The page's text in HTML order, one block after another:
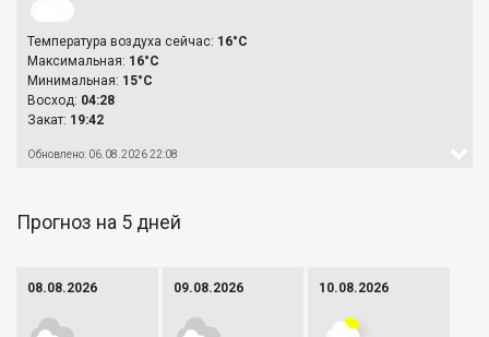
Температура воздуха сейчас: 16°C
Максимальная: 16°C
Минимальная: 15°C
Восход: 04:28
Закат: 19:42
Обновлено: 06.08.2026 22:08
Прогноз на 5 дней
08.08.2026 09.08.2026 10.08.2026